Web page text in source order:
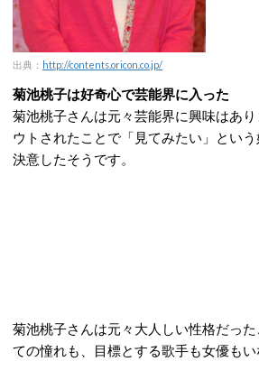
出典： http://contents.oricon.co.jp/
菊池桃子は好奇心で芸能界に入った
菊池桃子さんは元々芸能界に興味はあ
ウトされたことで「見てみたい」とい
決意したそうです。
菊池桃子さんは元々大人しい性格だっ
ての憧れも、目標とする歌手も女優もい